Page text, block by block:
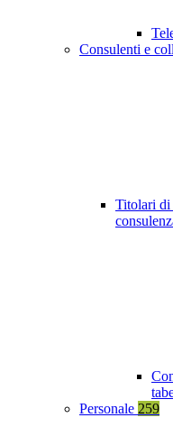
Consulenti e
Titolari di
Personale 259